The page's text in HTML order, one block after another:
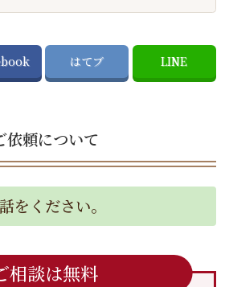
はてブ LINE
依頼について
をください。
相談は無料